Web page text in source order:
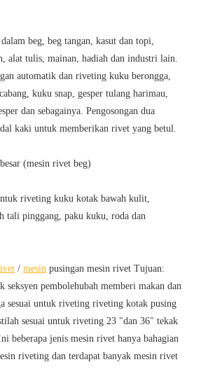
beg, beg tangan, kasut dan topi,
alat tulis, mainan, hadiah dan industri lain.
automatik dan riveting kuku berongga,
kuku snap, gesper tulang harimau,
dan sebagainya. Pengosongan dua
kaki untuk memberikan rivet yang betul.
(mesin rivet beg)
riveting kuku kotak bawah kulit,
tali pinggang, paku kuku, roda dan
/mesin pusingan mesin rivet Tujuan:
seksyen pembolehubah memberi makan dan
sesuai untuk riveting riveting kotak pusing
sesuai untuk riveting 23 "dan 36" tekak
beberapa jenis mesin rivet hanya bahagian
riveting dan terdapat banyak mesin rivet